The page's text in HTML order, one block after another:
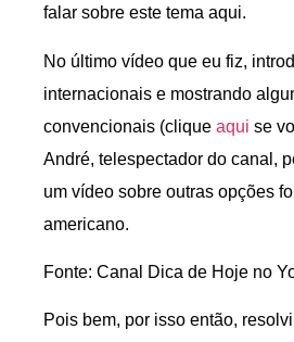
falar sobre este tema aqui.
No último vídeo que eu fiz,
internacionais e mostrando
convencionais (clique aqui se
André, telespectador do canal,
um vídeo sobre outras opções
americano.
Fonte: Canal Dica de Hoje no
Pois bem, por isso então,